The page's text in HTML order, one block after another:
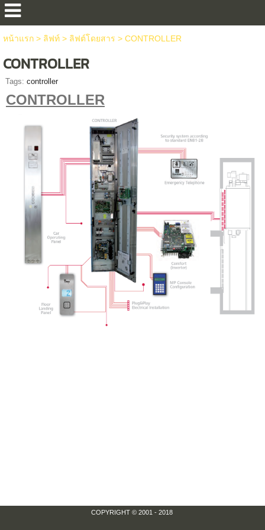
หน้าแรก> ลิฟท์> ลิฟต์โดยสาร > CONTROLLER
CONTROLLER
Tags: controller
CONTROLLER
COPYRIGHT © 2001 - 2018